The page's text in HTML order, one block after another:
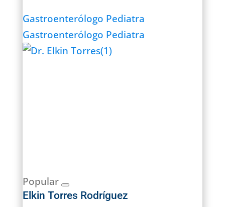
Gastroenterólogo Pediatra
Gastroenterólogo Pediatra
Popular
Elkin Torres Rodríguez